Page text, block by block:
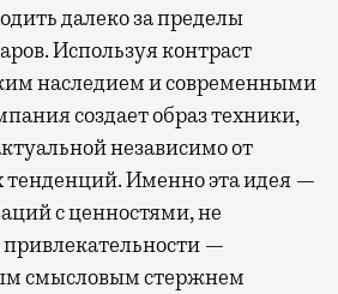
далеко за пределы
Используя контраст
наследием и современными
создает образ техники,
независимо от
Именно эта идея —
с ценностями, не
—
смысловым стержнем